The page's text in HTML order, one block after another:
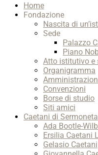
Home
Fondazione
Nascita di
Sede
Palazzo
Piano
Atto istitutivo e
Organigramma
Convenzioni
Borse di studio
Siti amici
Caetani di Sermoneta
Ada Bootle-
Ersilia Caetani
Gelasio Caetani